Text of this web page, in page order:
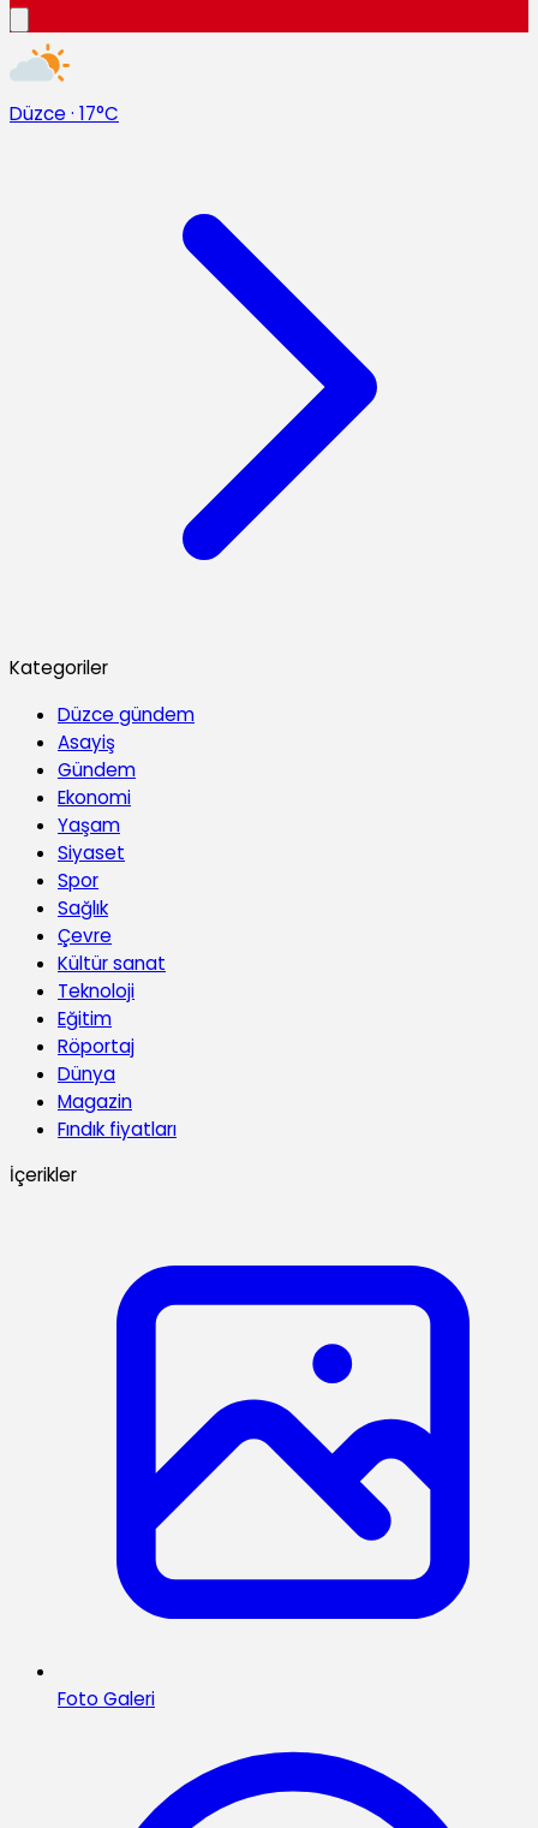
Düzce · 17°C
Kategoriler
Düzce gündem
Asayiş
Gündem
Ekonomi
Yaşam
Siyaset
Spor
Sağlık
Çevre
Kültür sanat
Teknoloji
Eğitim
Röportaj
Dünya
Magazin
Fındık fiyatları
İçerikler
Foto Galeri